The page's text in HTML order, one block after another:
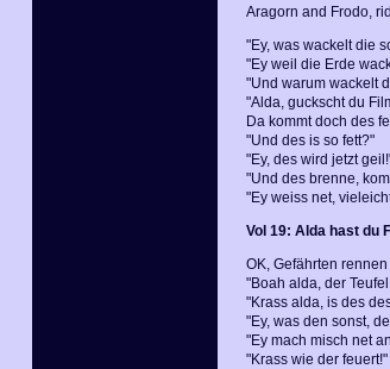
Aragorn and Frodo,
"Ey, was wackelt die
"Ey weil die Erde
"Und warum wackelt
"Alda, guckscht du
Da kommt doch des
"Und des is so fett?"
"Ey, des wird jetzt
"Und des brenne,
"Ey weiss net,
Vol 19: Alda hast du
OK, Gefährten
"Boah alda, der
"Krass alda, is des
"Ey, was den sonst,
"Ey mach misch net
"Krass wie der feuert!"